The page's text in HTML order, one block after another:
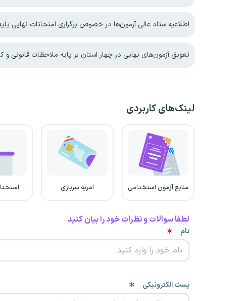
اطلاعیه ستاد عالی آزمون‌ها در خصوص برگزاری امتحانات نهایی
تعویق آزمون‌های نهایی در چهار استان بر پایه ملاحظات قانونی و کارشناسی
لینک‌های کاربردی
منابع آزمون استخدامی امریه سربازی
لطفا سوالات و نظرات خود را بیان کنید
نام
پست الکترونیکی